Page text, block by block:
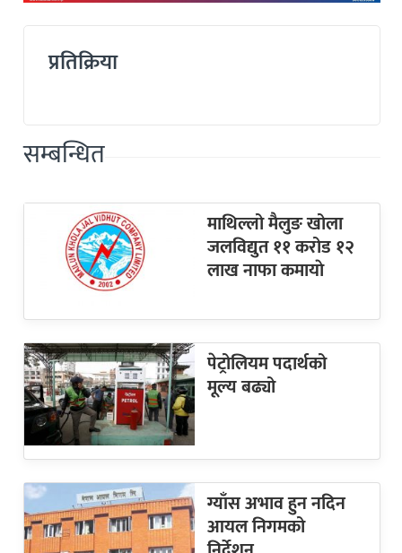
प्रतिक्रिया
सम्बन्धित
माथिल्लो मैलुङ खोला
जलविद्युत ११ करोड १२
लाख नाफा कमायाे
पेट्रोलियम पदार्थको
मूल्य बढ्यो
ग्याँस अभाव हुन नदिन
आयल निगमको